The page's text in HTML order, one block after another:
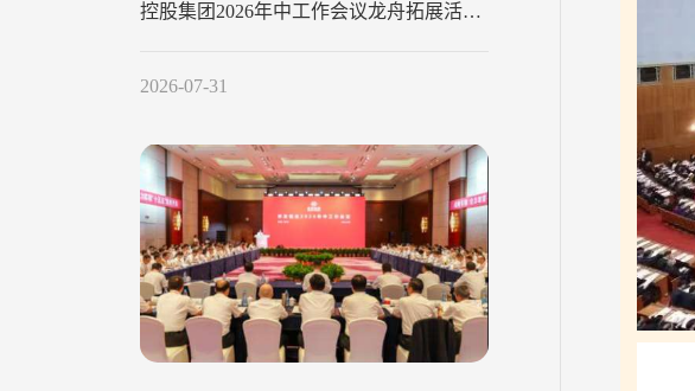
控股集团2026年中工作会议龙舟拓展活动
2026-07-31